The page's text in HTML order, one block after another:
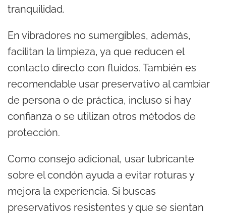
tranquilidad.
En vibradores no sumergibles, además,
facilitan la limpieza, ya que reducen el
contacto directo con fluidos. También es
recomendable usar preservativo al cambiar
de persona o de práctica, incluso si hay
confianza o se utilizan otros métodos de
protección.
Como consejo adicional, usar lubricante
sobre el condón ayuda a evitar roturas y
mejora la experiencia. Si buscas
preservativos resistentes y que se sientan